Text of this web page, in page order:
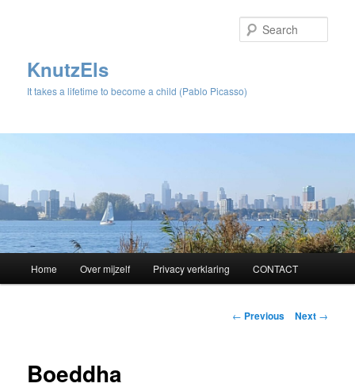
KnutzEls
It takes a lifetime to become a child (Pablo Picasso)
Skip
content
Home Over mijzelf Privacy verklaring CONTACT
Post
← Previous Next →
Boeddha